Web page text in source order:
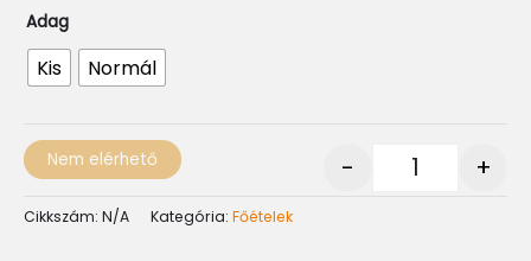
Adag
Kis Normál
- +
Nem elérhető
Cikkszám: N/A Kategória: Főételek